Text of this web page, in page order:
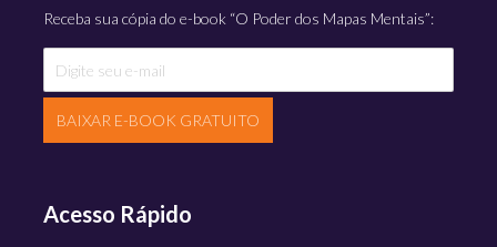
Receba sua cópia do e-book “O Poder dos Mapas Mentais”:
BAIXAR E-BOOK GRATUITO
Acesso Rápido